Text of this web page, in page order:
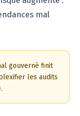
mal
gouverné finit
les audits